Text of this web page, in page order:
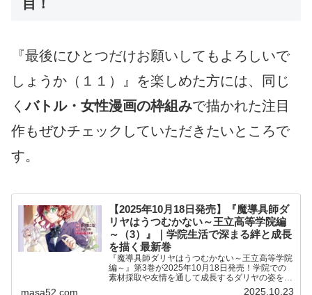
目！
『最後にひとつだけお願いしてもよろしいで
しょうか（１１）』を楽しめた方には、同じ
くバトル・女性漫画の枠組みで描かれた注目
作もぜひチェックしていただきたいところで
す。
【2025年10月18日発売】『魔導具師ダ
リヤはうつむかない～王立高等学院編
～（3）』｜学院生活で深まる絆と成長
を描く最新巻
『魔導具師ダリヤはうつむかない～王立高等学院
編～』第3巻が2025年10月18日発売！学院での
素材採取や友情を通して成長するダリヤの姿を描
masa52.com 2025.10.23